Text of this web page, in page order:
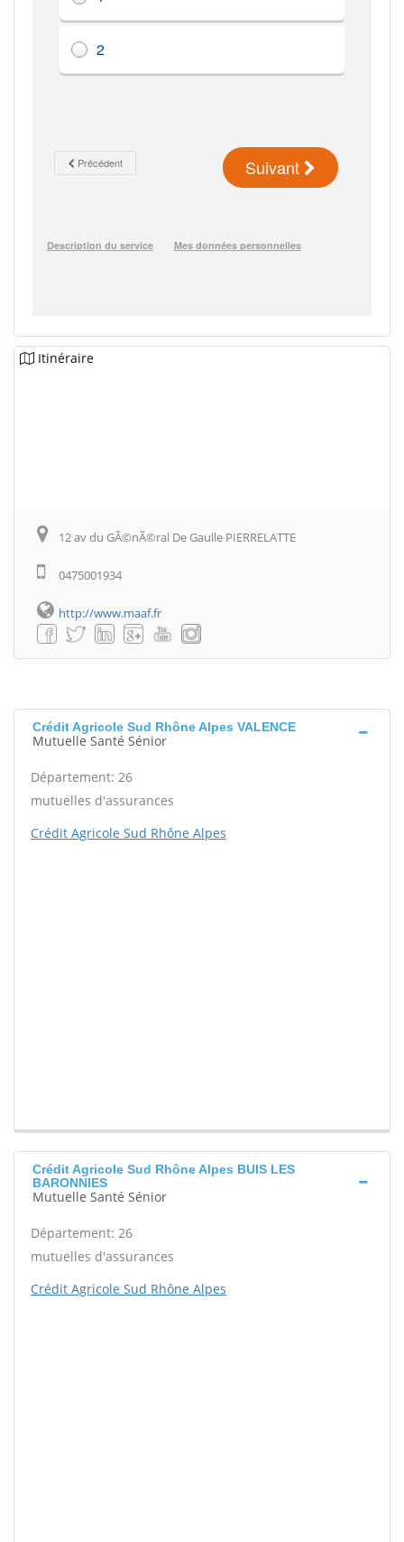
Itinéraire
12 av du GÃ©nÃ©ral De Gaulle PIERRELATTE
0475001934
http://www.maaf.fr
Crédit Agricole Sud Rhône Alpes VALENCE
Mutuelle Santé Sénior
Département: 26
mutuelles d'assurances
Crédit Agricole Sud Rhône Alpes
Crédit Agricole Sud Rhône Alpes BUIS LES
BARONNIES
Mutuelle Santé Sénior
Département: 26
mutuelles d'assurances
Crédit Agricole Sud Rhône Alpes